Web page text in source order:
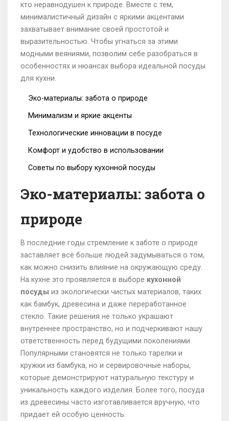
кто неравнодушен к природе. Вместе с тем,
минималистичный дизайн с яркими акцентами
захватывает внимание своей простотой и
выразительностью. Чтобы угнаться за этими
модными веяниями, позволим себе разобраться в
особенностях и нюансах выбора идеальной посуды
для кухни.
Эко-материалы: забота о природе
Минимализм и яркие акценты
Технологические инновации в посуде
Комфорт и удобство в использовании
Советы по выбору кухонной посуды
Эко-материалы: забота о
природе
В последние годы стремление к заботе о природе
заставляет всё больше людей задумываться о том,
как можно снизить влияние на окружающую среду.
На кухне это проявляется в выборе кухонной
посуды из экологически чистых материалов, таких
как бамбук, древесина и даже переработанное
стекло. Такие решения не только украшают
внутреннее пространство, но и подчеркивают нашу
ответственность перед будущими поколениями.
Популярными становятся не только тарелки и
кружки из бамбука, но и сервировочные наборы,
которые демонстрируют натуральную текстуру и
уникальность каждого изделия. Более того, посуда
из древесины часто изготавливается вручную, что
придает ей особую ценность.